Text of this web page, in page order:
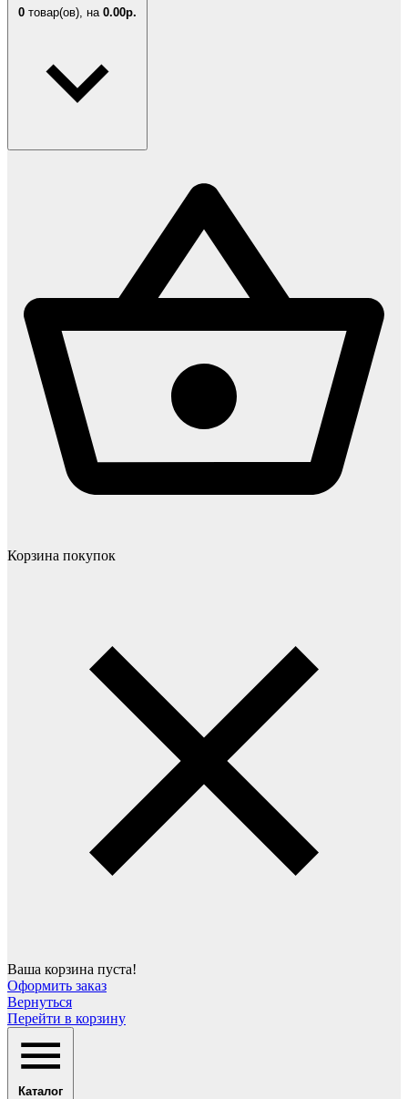
0 товар(ов), на 0.00р.
Корзина покупок
Ваша корзина пуста!
Оформить заказ
Вернуться
Перейти в корзину
Каталог